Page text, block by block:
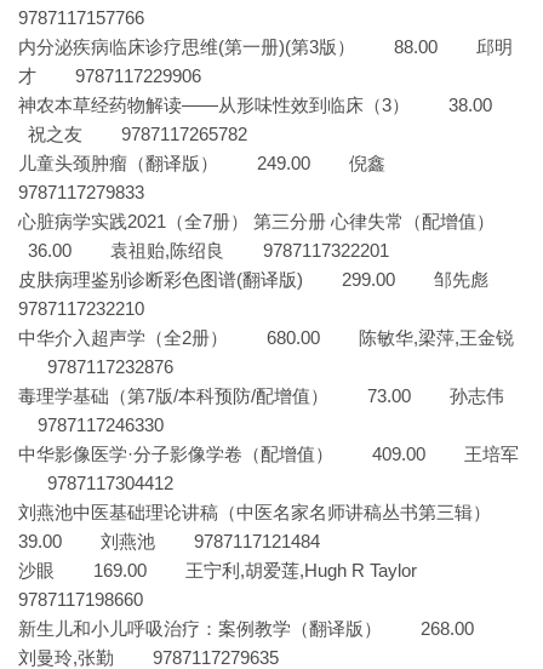
9787117157766
内分泌疾病临床诊疗思维(第一册)(第3版） 88.00 邱明
才 9787117229906
神农本草经药物解读——从形味性效到临床（3） 38.00
祝之友 9787117265782
儿童头颈肿瘤（翻译版） 249.00 倪鑫
9787117279833
心脏病学实践2021（全7册） 第三分册 心律失常（配增值）
36.00 袁祖贻,陈绍良 9787117322201
皮肤病理鉴别诊断彩色图谱(翻译版) 299.00 邹先彪
9787117232210
中华介入超声学（全2册） 680.00 陈敏华,梁萍,王金锐
9787117232876
毒理学基础（第7版/本科预防/配增值） 73.00 孙志伟
9787117246330
中华影像医学·分子影像学卷（配增值） 409.00 王培军
9787117304412
刘燕池中医基础理论讲稿（中医名家名师讲稿丛书第三辑）
39.00 刘燕池 9787117121484
沙眼 169.00 王宁利,胡爱莲,Hugh R Taylor
9787117198660
新生儿和小儿呼吸治疗：案例教学（翻译版） 268.00
刘曼玲,张勤 9787117279635